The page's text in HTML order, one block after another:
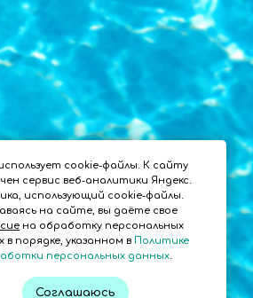
cookie-файлы. К cайту
сервис веб-аналитики Яндекс.
использующий cookie-файлы.
на сайте, вы даёте свое
на обработку персональных
в порядке, указанном в Политике
персональных данных.
Соглашаюсь